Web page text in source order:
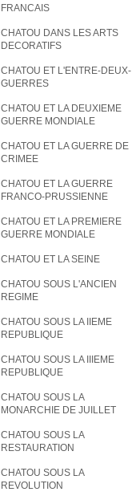
FRANCAIS
CHATOU DANS LES ARTS
DECORATIFS
CHATOU ET L'ENTRE-DEUX-
GUERRES
CHATOU ET LA DEUXIEME
GUERRE MONDIALE
CHATOU ET LA GUERRE DE
CRIMEE
CHATOU ET LA GUERRE
FRANCO-PRUSSIENNE
CHATOU ET LA PREMIERE
GUERRE MONDIALE
CHATOU ET LA SEINE
CHATOU SOUS L'ANCIEN
REGIME
CHATOU SOUS LA IIEME
REPUBLIQUE
CHATOU SOUS LA IIIEME
REPUBLIQUE
CHATOU SOUS LA
MONARCHIE DE JUILLET
CHATOU SOUS LA
RESTAURATION
CHATOU SOUS LA
REVOLUTION